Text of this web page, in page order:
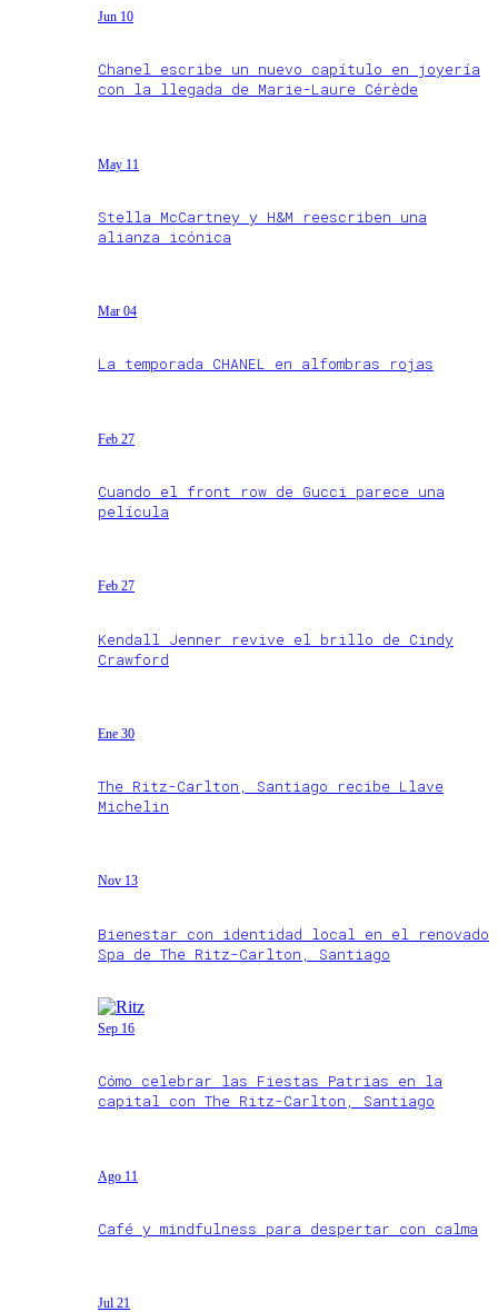
Jun 10
Chanel escribe un nuevo capítulo en joyería
con la llegada de Marie-Laure Cérède
May 11
Stella McCartney y H&M reescriben una
alianza icónica
Mar 04
La temporada CHANEL en alfombras rojas
Feb 27
Cuando el front row de Gucci parece una
película
Feb 27
Kendall Jenner revive el brillo de Cindy
Crawford
Ene 30
The Ritz-Carlton, Santiago recibe Llave
Michelin
Nov 13
Bienestar con identidad local en el renovado
Spa de The Ritz-Carlton, Santiago
Sep 16
Cómo celebrar las Fiestas Patrias en la
capital con The Ritz-Carlton, Santiago
Ago 11
Café y mindfulness para despertar con calma
Jul 21